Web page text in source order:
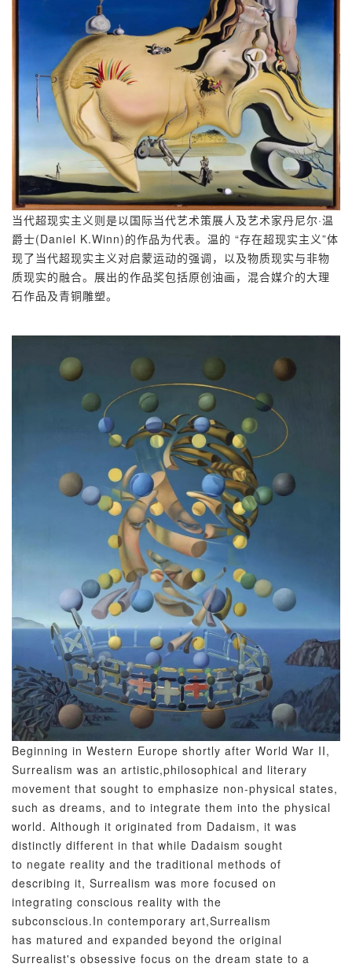
当代超现实主义则是以国际当代艺术策展人及艺术家丹尼尔·温
爵士(Daniel K.Winn)的作品为代表。温的 “存在超现实主义”体
现了当代超现实主义对启蒙运动的强调，以及物质现实与非物
质现实的融合。展出的作品奖包括原创油画，混合媒介的大理
石作品及青铜雕塑。
Beginning in Western Europe shortly after World War II,
Surrealism was an artistic,philosophical and literary
movement that sought to emphasize non-physical states,
such as dreams, and to integrate them into the physical
world. Although it originated from Dadaism, it was
distinctly different in that while Dadaism sought
to negate reality and the traditional methods of
describing it, Surrealism was more focused on
integrating conscious reality with the
subconscious.In contemporary art,Surrealism
has matured and expanded beyond the original
Surrealist's obsessive focus on the dream state to a